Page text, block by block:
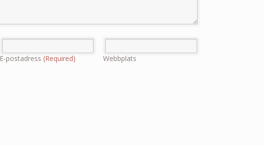
E-postadress(Required) Webbplats